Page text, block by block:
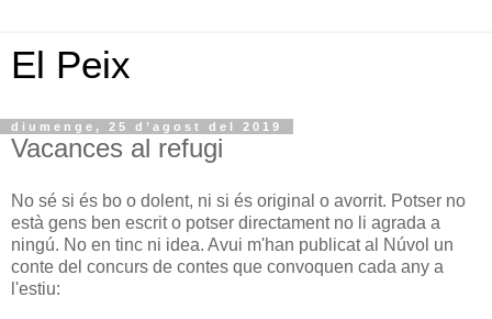
El Peix
diumenge, 25 d’agost del 2019
Vacances al refugi
No sé si és bo o dolent, ni si és original o avorrit. Potser no
està gens ben escrit o potser directament no li agrada a
ningú. No en tinc ni idea. Avui m'han publicat al Núvol un
conte del concurs de contes que convoquen cada any a
l'estiu: